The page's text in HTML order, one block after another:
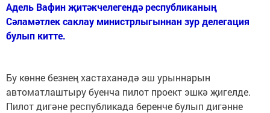
Адель Вафин җитәкчелегендә республиканың
Сәламәтлек саклау министрлыгыннан зур делегация
булып китте.
Бу көнне безнең хастаханәдә эш урыннарын
автоматлаштыру буенча пилот проект эшкә җигелде.
Пилот дигәне республикада беренче булып дигәнне